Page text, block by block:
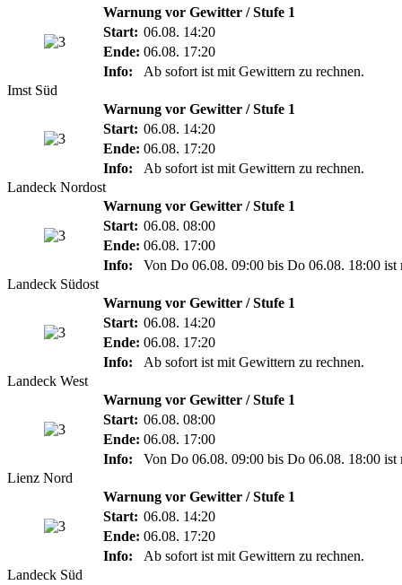
Warnung vor Gewitter / Stufe 1
Start: 06.08. 14:20
Ende: 06.08. 17:20
Info:
Ab sofort ist mit Gewittern zu rechnen.
Imst Süd
Warnung vor Gewitter / Stufe 1
Start: 06.08. 14:20
Ende: 06.08. 17:20
Info:
Ab sofort ist mit Gewittern zu rechnen.
Landeck Nordost
Warnung vor Gewitter / Stufe 1
Start: 06.08. 08:00
Ende: 06.08. 17:00
Info:
Von Do 06.08. 09:00 bis Do 06.08. 18:00 ist
Landeck Südost
Warnung vor Gewitter / Stufe 1
Start: 06.08. 14:20
Ende: 06.08. 17:20
Info:
Ab sofort ist mit Gewittern zu rechnen.
Landeck West
Warnung vor Gewitter / Stufe 1
Start: 06.08. 08:00
Ende: 06.08. 17:00
Info:
Von Do 06.08. 09:00 bis Do 06.08. 18:00 ist
Lienz Nord
Warnung vor Gewitter / Stufe 1
Start: 06.08. 14:20
Ende: 06.08. 17:20
Info:
Ab sofort ist mit Gewittern zu rechnen.
Landeck Süd